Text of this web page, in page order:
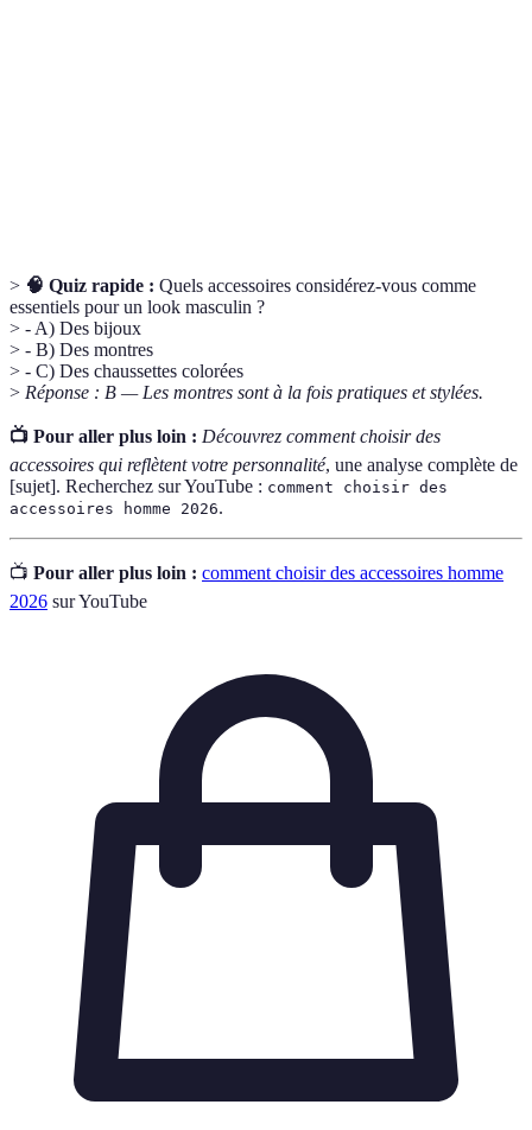
> 🧠 Quiz rapide : Quels accessoires considérez-vous comme
essentiels pour un look masculin ?
> - A) Des bijoux
> - B) Des montres
> - C) Des chaussettes colorées
> Réponse : B — Les montres sont à la fois pratiques et stylées.
📺 Pour aller plus loin : Découvrez comment choisir des
accessoires qui reflètent votre personnalité, une analyse complète de
[sujet]. Recherchez sur YouTube : comment choisir des
accessoires homme 2026.
📺 Pour aller plus loin : comment choisir des accessoires homme
2026 sur YouTube